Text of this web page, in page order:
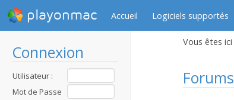
playonmac Accueil Logiciels supportés
Connexion
Utilisateur :
Mot de Passe
Vous êtes ici
Forums